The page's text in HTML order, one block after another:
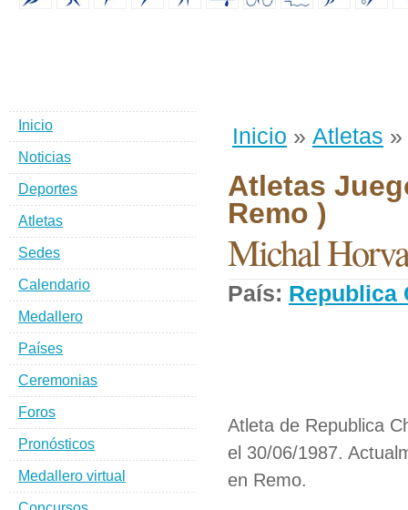
Inicio » Atletas »
Atletas
Remo )
Michal
País: Republica
Atleta de Republica
el 30/06/1987.
en Remo.
Inicio
Noticias
Deportes
Atletas
Sedes
Calendario
Medallero
Países
Ceremonias
Foros
Pronósticos
Medallero virtual